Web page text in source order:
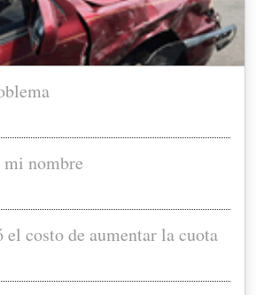
nombre
el costo de aumentar la cuota